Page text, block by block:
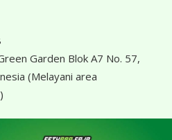
Garden Blok A7 No. 57,
(Melayani area